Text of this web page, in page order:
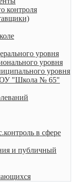
контроля
уровня
уровня
уровня
"Школа № 65"
в сфере
и публичный